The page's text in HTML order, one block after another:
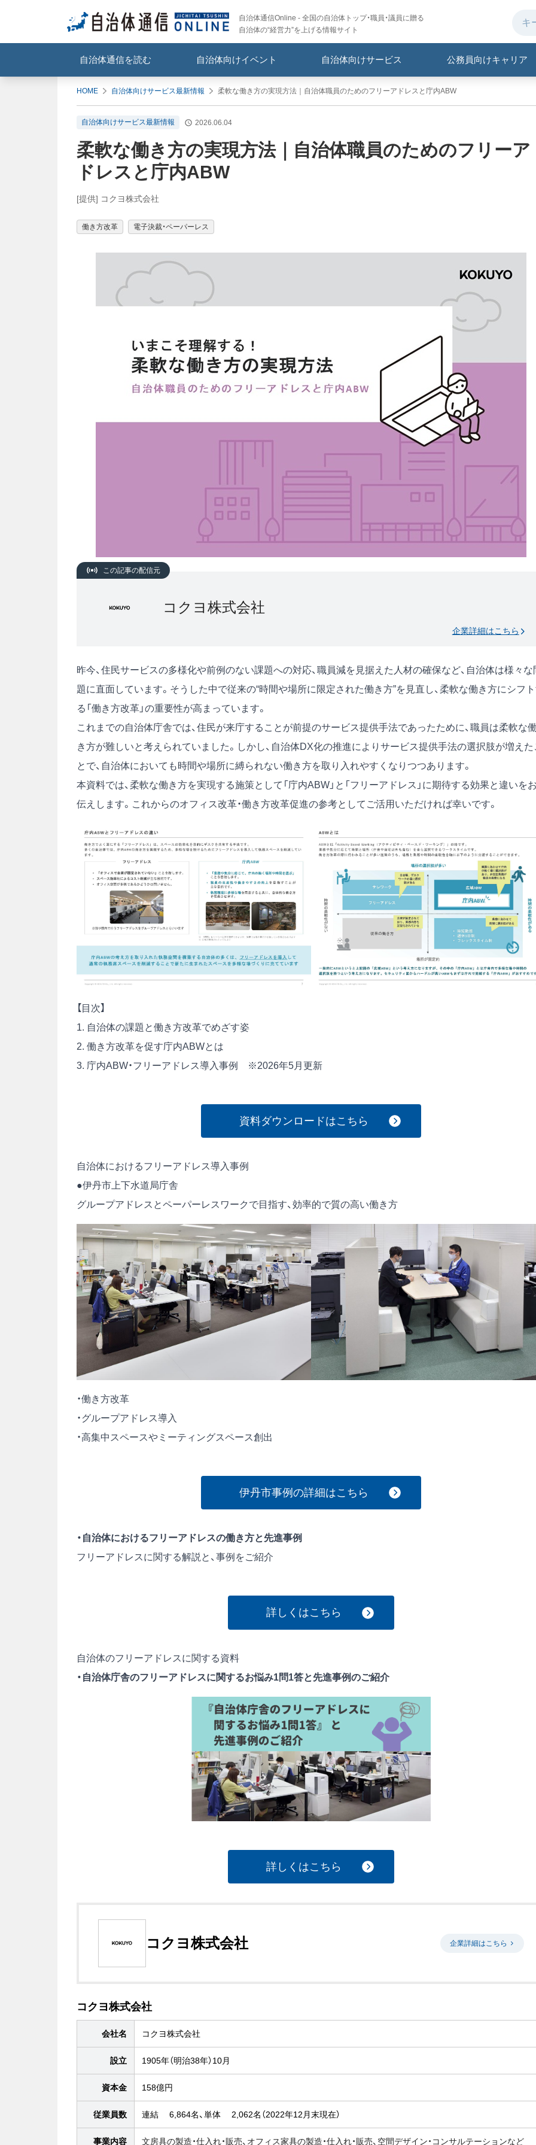
自治体通信Online - 全国の自治体トップ・職員・議員に贈る
自治体の“経営力”を上げる情報サイト
自治体通信を読む 自治体向けイベント 自治体向けサービス 公務員向けキャリア
HOME 自治体向けサービス最新情報 柔軟な働き方の実現方法｜自治体職員のためのフリーアドレスと庁内ABW
自治体向けサービス最新情報 2026.06.04
柔軟な働き方の実現方法｜自治体職員のためのフリーア
ドレスと庁内ABW
[提供] コクヨ株式会社
働き方改革 電子決裁・ペーパーレス
この記事の配信元
コクヨ株式会社
企業詳細はこちら
昨今、住民サービスの多様化や前例のない課題への対応、職員減を見据えた人材の確保など、自治体は様々な
題に直面しています。そうした中で従来の“時間や場所に限定された働き方”を見直し、柔軟な働き方にシフ
る「働き方改革」の重要性が高まっています。
これまでの自治体庁舎では、住民が来庁することが前提のサービス提供手法であったために、職員は柔軟な働
き方が難しいと考えられていました。しかし、自治体DX化の推進によりサービス提供手法の選択肢が増えた
とで、自治体においても時間や場所に縛られない働き方を取り入れやすくなりつつあります。
本資料では、柔軟な働き方を実現する施策として「庁内ABW」と「フリーアドレス」に期待する効果と違いをお
伝えします。これからのオフィス改革・働き方改革促進の参考としてご活用いただければ幸いです。
【目次】
1. 自治体の課題と働き方改革でめざす姿
2. 働き方改革を促す庁内ABWとは
3. 庁内ABW・フリーアドレス導入事例 ※2026年5月更新
資料ダウンロードはこちら
自治体におけるフリーアドレス導入事例
●伊丹市上下水道局庁舎
グループアドレスとペーパーレスワークで目指す、効率的で質の高い働き方
・働き方改革
・グループアドレス導入
・高集中スペースやミーティングスペース創出
伊丹市事例の詳細はこちら
・自治体におけるフリーアドレスの働き方と先進事例
フリーアドレスに関する解説と、事例をご紹介
詳しくはこちら
自治体のフリーアドレスに関する資料
・自治体庁舎のフリーアドレスに関するお悩み1問1答と先進事例のご紹介
詳しくはこちら
コクヨ株式会社 企業詳細はこちら
コクヨ株式会社
会社名 コクヨ株式会社
設立 1905年（明治38年）10月
資本金 158億円
従業員数 連結 6,864名、単体 2,062名（2022年12月末現在）
事業内容 文房具の製造・仕入れ・販売、オフィス家具の製造・仕入れ・販売、空間デザイン・コンサルテーションなど